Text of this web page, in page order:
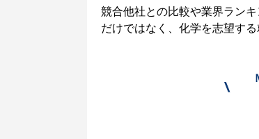
競合他社との比較や業界ラン
だけではなく、化学を志望す
\